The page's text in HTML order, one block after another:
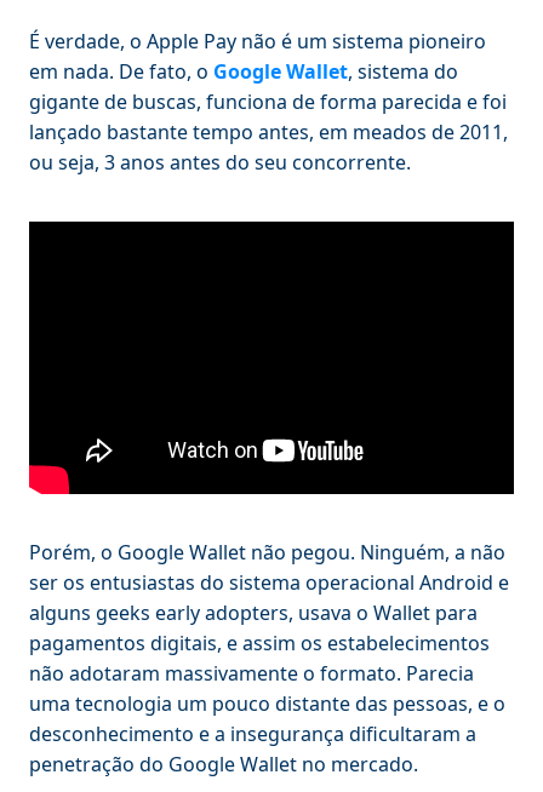
É verdade, o Apple Pay não é um sistema pioneiro
em nada. De fato, o Google Wallet, sistema do
gigante de buscas, funciona de forma parecida e foi
lançado bastante tempo antes, em meados de 2011,
ou seja, 3 anos antes do seu concorrente.
Porém, o Google Wallet não pegou. Ninguém, a não
ser os entusiastas do sistema operacional Android e
alguns geeks early adopters, usava o Wallet para
pagamentos digitais, e assim os estabelecimentos
não adotaram massivamente o formato. Parecia
uma tecnologia um pouco distante das pessoas, e o
desconhecimento e a insegurança dificultaram a
penetração do Google Wallet no mercado.